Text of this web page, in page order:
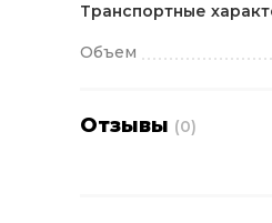
Транспортные
Объем
Отзывы (0)